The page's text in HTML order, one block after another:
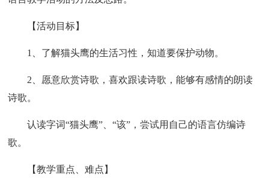
【活动目标】
1、了解猫头鹰的生活习性，知道要保护动物。
2、愿意欣赏诗歌，喜欢跟读诗歌，能够有感情的朗读
诗歌。
认读字词“猫头鹰”、“该”，尝试用自己的语言仿编诗
歌。
【教学重点、难点】